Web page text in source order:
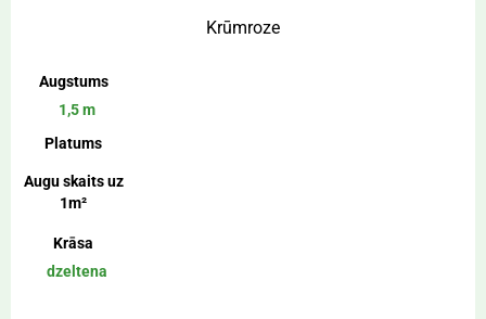
Krūmroze
Augstums
1,5 m
Platums
Augu skaits uz
1m²
Krāsa
dzeltena